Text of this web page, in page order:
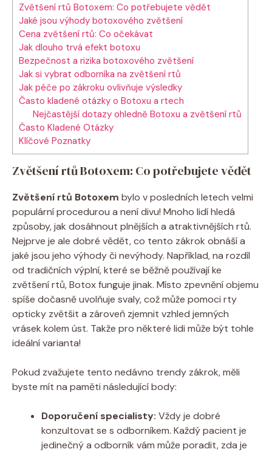
Zvětšení rtů Botoxem: Co potřebujete vědět
Jaké jsou výhody botoxového zvětšení
Cena zvětšení rtů: Co očekávat
Jak dlouho trvá efekt botoxu
Bezpečnost a rizika botoxového zvětšení
Jak si vybrat odborníka na zvětšení rtů
Jak péče po zákroku ovlivňuje výsledky
Často kladené otázky o Botoxu a rtech
Nejčastější dotazy ohledně Botoxu a zvětšení rtů
Často Kladené Otázky
Klíčové Poznatky
Zvětšení rtů Botoxem: Co potřebujete vědět
Zvětšení rtů Botoxem bylo v posledních letech velmi
populární procedurou a není divu! Mnoho lidí hledá
způsoby, jak dosáhnout plnějších a atraktivnějších rtů.
Nejprve je ale dobré vědět, co tento zákrok obnáší a
jaké jsou jeho výhody či nevýhody. Například, na rozdíl
od tradičních výplní, které se běžně používají ke
zvětšení rtů, Botox funguje jinak. Místo zpevnění objemu
spíše dočasně uvolňuje svaly, což může pomoci rty
opticky zvětšit a zároveň zjemnit vzhled jemných
vrásek kolem úst. Takže pro některé lidi může být tohle
ideální varianta!
Pokud zvažujete tento nedávno trendy zákrok, měli
byste mít na paměti následující body:
Doporučení specialisty: Vždy je dobré
konzultovat se s odborníkem. Každý pacient je
jedinečný a odborník vám může poradit, zda je